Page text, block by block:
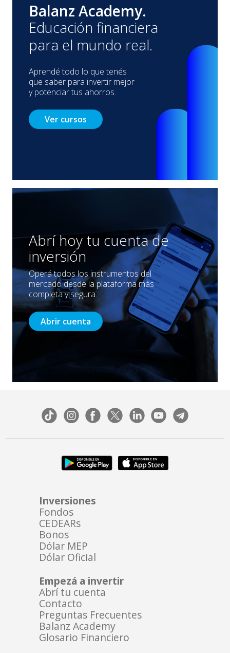
Balanz Academy.
Educación financiera
para el mundo real.
Aprendé todo lo que tenés
que saber para invertir mejor
y potenciar tus ahorros.
Ver cursos
Abrí hoy tu cuenta de
inversión
Operá todos los instrumentos del
mercado desde la plataforma más
completa y segura.
Abrir cuenta
Inversiones
Fondos
CEDEARs
Bonos
Dólar MEP
Dólar Oficial
Empezá a invertir
Abrí tu cuenta
Contacto
Preguntas Frecuentes
Balanz Academy
Glosario Financiero